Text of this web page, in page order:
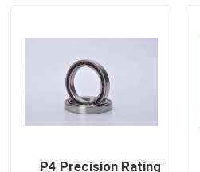
P4 Precision Rating